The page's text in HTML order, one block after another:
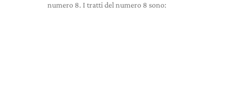
numero 8. I tratti del numero 8 sono: